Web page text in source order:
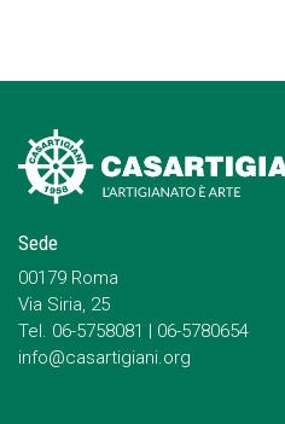
Sede
00179 Roma
Via Siria, 25
Tel. 06-5758081 | 06-5780654
info@casartigiani.org